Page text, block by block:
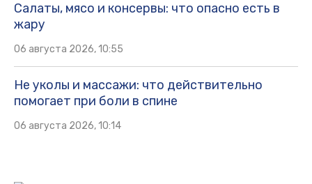
Салаты, мясо и консервы: что опасно есть в
жару
06 августа 2026, 10:55
Не уколы и массажи: что действительно
помогает при боли в спине
06 августа 2026, 10:14